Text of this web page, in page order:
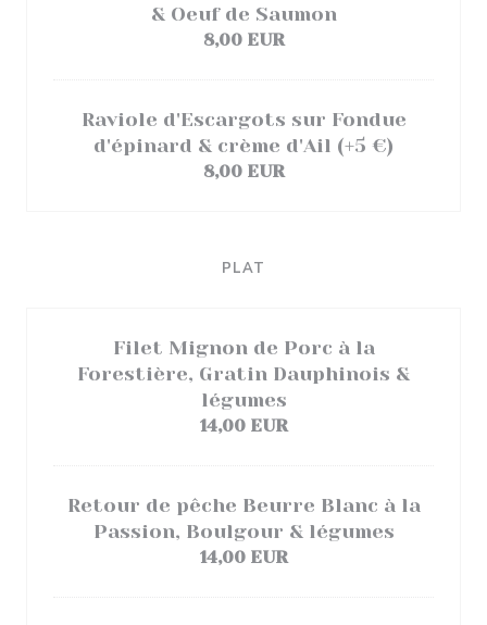
& Oeuf de Saumon
8,00 EUR
Raviole d'Escargots sur Fondue
d'épinard & crème d'Ail (+5 €)
8,00 EUR
PLAT
Filet Mignon de Porc à la
Forestière, Gratin Dauphinois &
légumes
14,00 EUR
Retour de pêche Beurre Blanc à la
Passion, Boulgour & légumes
14,00 EUR